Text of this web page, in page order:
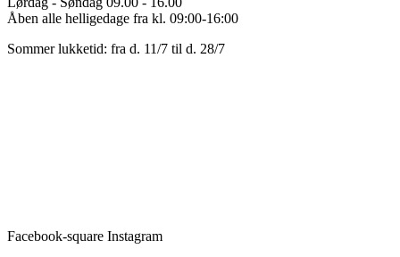
Åben alle helligedage fra kl. 09:00-16:00
Sommer lukketid: fra d. 11/7 til d. 28/7
Facebook-square Instagram